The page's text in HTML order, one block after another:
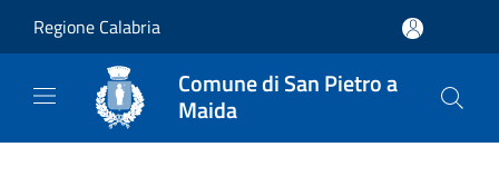
Regione Calabria
Comune di San Pietro a
Maida